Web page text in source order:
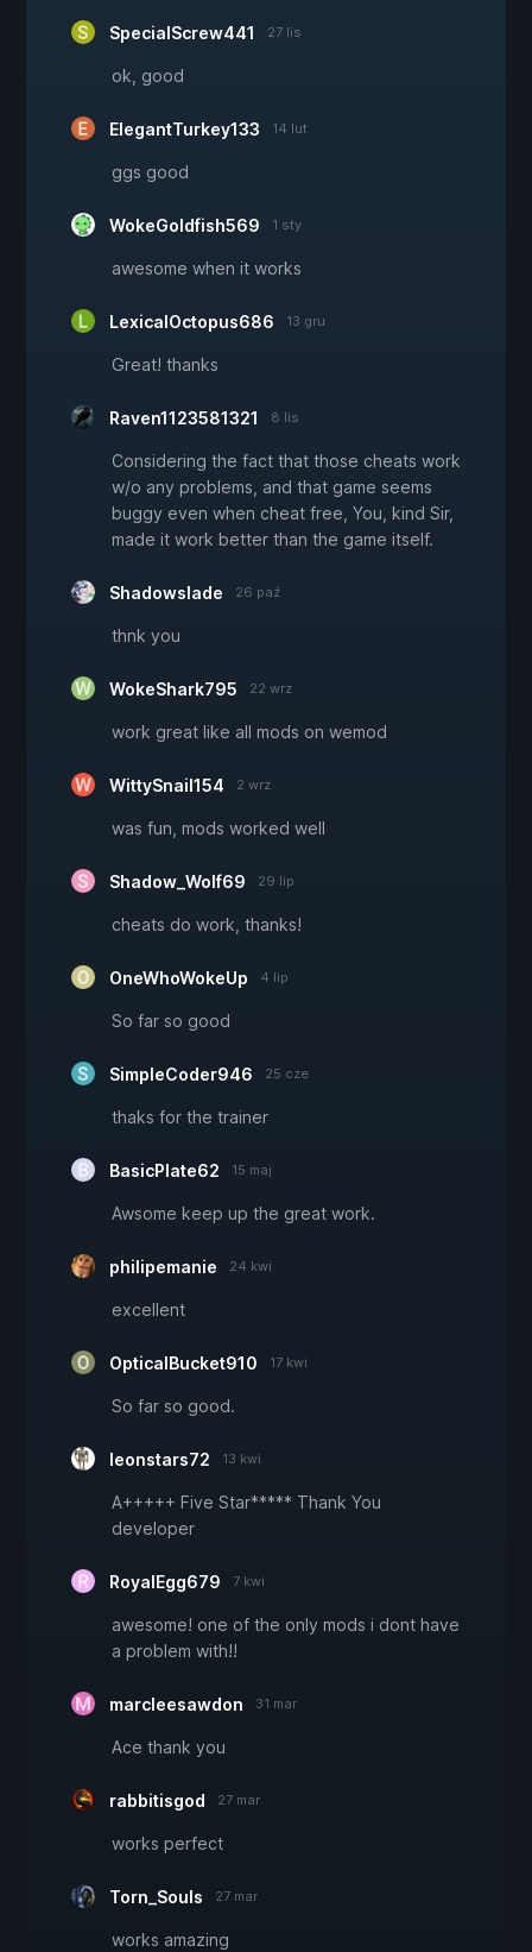
SpecialScrew441 27 lis
ok, good
ElegantTurkey133 14 lut
ggs good
WokeGoldfish569 1 sty
awesome when it works
LexicalOctopus686 13 gru
Great! thanks
Raven1123581321 8 lis
Considering the fact that those cheats work
w/o any problems, and that game seems
buggy even when cheat free, You, kind Sir,
made it work better than the game itself.
Shadowslade 26 paź
thnk you
WokeShark795 22 wrz
work great like all mods on wemod
WittySnail154 2 wrz
was fun, mods worked well
Shadow_Wolf69 29 lip
cheats do work, thanks!
OneWhoWokeUp 4 lip
So far so good
SimpleCoder946 25 cze
thaks for the trainer
BasicPlate62 15 maj
Awsome keep up the great work.
philipemanie 24 kwi
excellent
OpticalBucket910 17 kwi
So far so good.
leonstars72 13 kwi
A+++++ Five Star***** Thank You
developer
RoyalEgg679 7 kwi
awesome! one of the only mods i dont have
a problem with!!
marcleesawdon 31 mar
Ace thank you
rabbitisgod 27 mar
works perfect
Torn_Souls 27 mar
works amazing